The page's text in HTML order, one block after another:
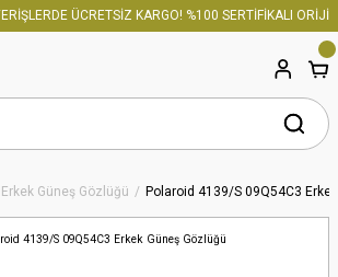
ÜCRETSİZ KARGO! %100 SERTİFİKALI
Erkek Güneş Gözlüğü Polaroid 4139/S 09Q54C3